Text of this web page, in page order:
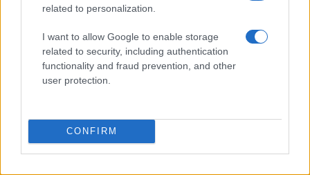
related to personalization.
I want to allow Google to enable storage
related to security, including authentication
functionality and fraud prevention, and other
user protection.
CONFIRM
Strategia power unit F1: gestione ICE, turbo e
mappature